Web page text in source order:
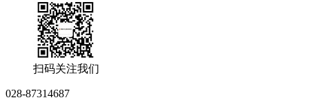
扫码关注我们
028-87314687